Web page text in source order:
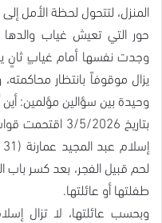
المنزل، لتتحول لحظة الأمل
وجدت نفسها أمام غيابٍ ثانٍ
يزال موقوفاً بانتظار
وحيدة بين سؤالين مؤلمين:
بتاريخ 3/5/
لحم قبيل الفجر، بعد كسر باب
طفلتها أو عائلتها.
وبحسب عائلتها، لا تزال